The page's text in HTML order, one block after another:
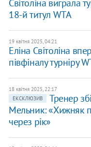
​Світоліна виграла
18-й титул WTA
19 квітня 2025, 04:21
Еліна Світоліна
півфіналу турніру
18 квітня 2025, 22:17
ЕКСКЛЮЗИВ
Тренер
Мельник: «Хижняк
через рік»